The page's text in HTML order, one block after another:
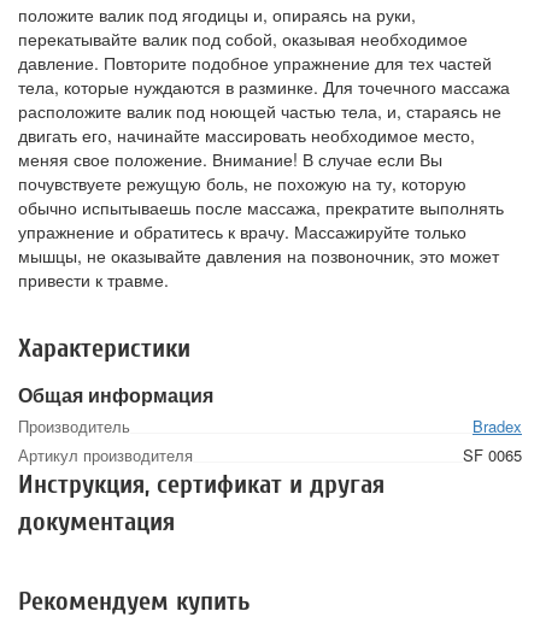
положите валик под ягодицы и, опираясь на руки,
перекатывайте валик под собой, оказывая необходимое
давление. Повторите подобное упражнение для тех частей
тела, которые нуждаются в разминке. Для точечного массажа
расположите валик под ноющей частью тела, и, стараясь не
двигать его, начинайте массировать необходимое место,
меняя свое положение. Внимание! В случае если Вы
почувствуете режущую боль, не похожую на ту, которую
обычно испытываешь после массажа, прекратите выполнять
упражнение и обратитесь к врачу. Массажируйте только
мышцы, не оказывайте давления на позвоночник, это может
привести к травме.
Характеристики
Общая информация
Производитель
Bradex
Артикул производителя
SF 0065
Инструкция, сертификат и другая
документация
Рекомендуем купить